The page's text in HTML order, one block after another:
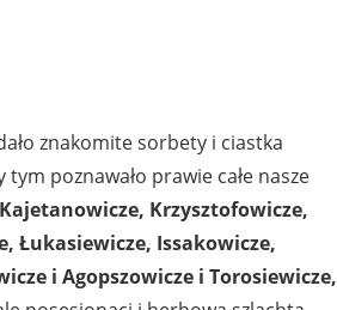
znakomite sorbety i ciastka
poznawało prawie całe nasze
Krzysztofowicze,
Łukasiewicze, Issakowicze,
i Agopszowicze i Torosiewicze,